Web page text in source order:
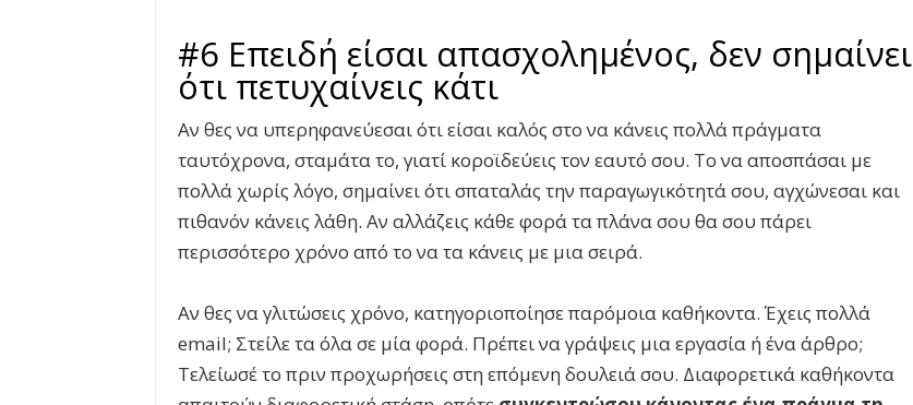
#6 Επειδή είσαι απασχολημένος, δεν σημαίνει
ότι πετυχαίνεις κάτι
Αν θες να υπερηφανεύεσαι ότι είσαι καλός στο να κάνεις πολλά πράγματα
ταυτόχρονα, σταμάτα το, γιατί κοροϊδεύεις τον εαυτό σου. Το να αποσπάσαι με
πολλά χωρίς λόγο, σημαίνει ότι σπαταλάς την παραγωγικότητά σου, αγχώνεσαι και
πιθανόν κάνεις λάθη. Αν αλλάζεις κάθε φορά τα πλάνα σου θα σου πάρει
περισσότερο χρόνο από το να τα κάνεις με μια σειρά.
Αν θες να γλιτώσεις χρόνο, κατηγοριοποίησε παρόμοια καθήκοντα. Έχεις πολλά
email; Στείλε τα όλα σε μία φορά. Πρέπει να γράψεις μια εργασία ή ένα άρθρο;
Τελείωσέ το πριν προχωρήσεις στη επόμενη δουλειά σου. Διαφορετικά καθήκοντα